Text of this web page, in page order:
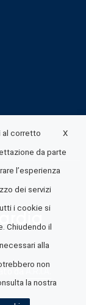
daA.R.I.A.
X
al corretto
da parte
l’esperienza
dei servizi
i cookie si
Chiudendo il
alla
non
la nostra